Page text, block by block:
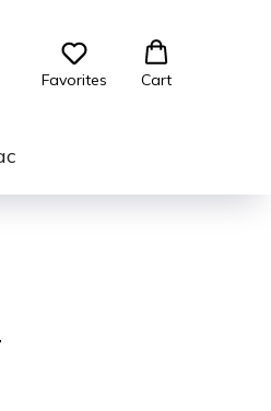
Favorites Cart